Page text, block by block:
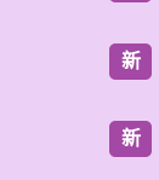
新
新